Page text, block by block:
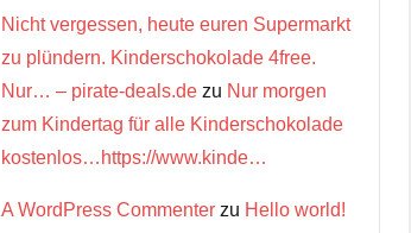
Nicht vergessen, heute euren Supermarkt
zu plündern. Kinderschokolade 4free.
Nur… – pirate-deals.de zu Nur morgen
zum Kindertag für alle Kinderschokolade
kostenlos…https://www.kinde…
A WordPress Commenter zu Hello world!